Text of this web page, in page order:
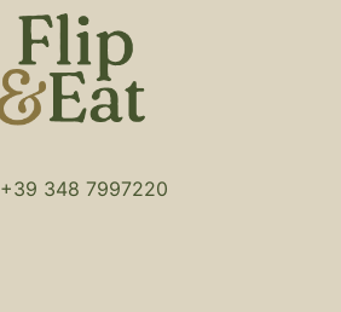
+39 348 7997220